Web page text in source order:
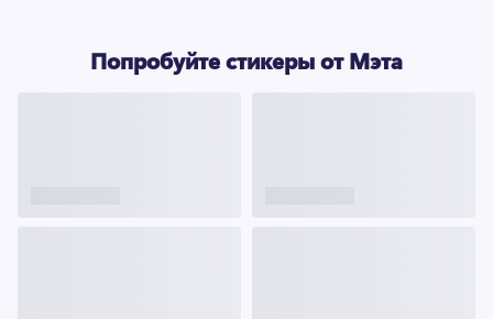
Попробуйте стикеры от Мэта